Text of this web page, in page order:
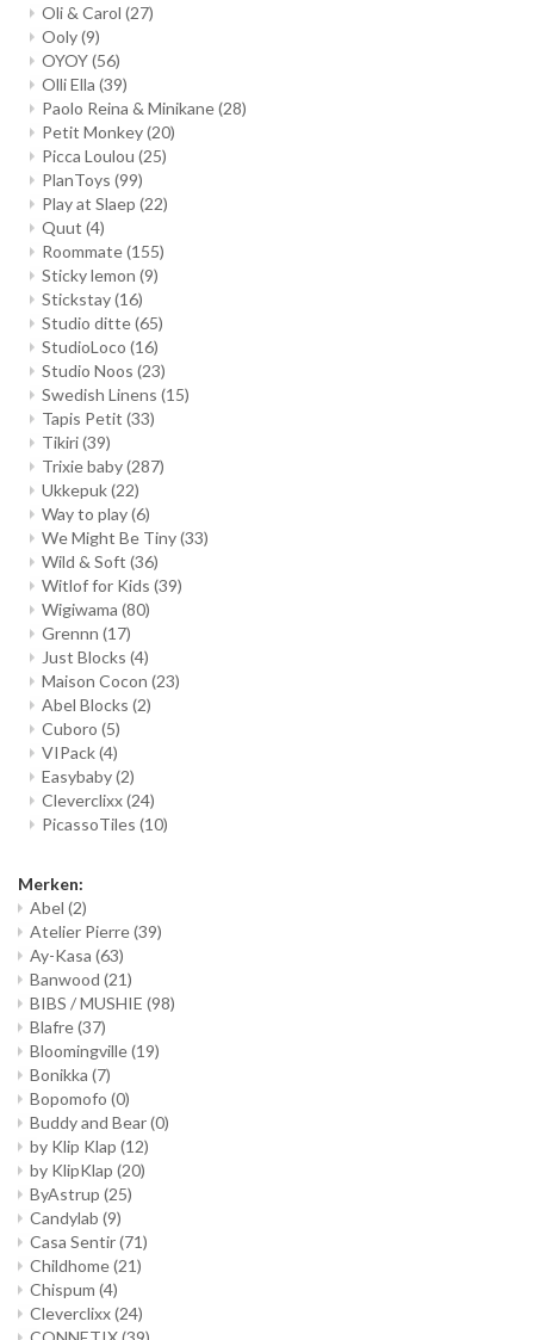
Oli & Carol (27)
Ooly(9)
OYOY(56)
Olli Ella (39)
Paolo Reina & Minikane(28)
Petit Monkey(20)
Picca Loulou (25)
PlanToys (99)
Play at Slaep (22)
Quut (4)
Roommate(155)
Sticky lemon (9)
Stickstay(16)
Studio ditte(65)
StudioLoco (16)
Studio Noos (23)
Swedish Linens (15)
Tapis Petit (33)
Tikiri(39)
Trixie baby(287)
Ukkepuk(22)
Way to play(6)
We Might Be Tiny(33)
Wild & Soft (36)
Witlof for Kids (39)
Wigiwama (80)
Grennn (17)
Just Blocks (4)
Maison Cocon (23)
Abel Blocks (2)
Cuboro (5)
VIPack(4)
Easybaby(2)
Cleverclixx(24)
PicassoTiles (10)
Merken:
Abel (2)
Atelier Pierre(39)
Ay-Kasa (63)
Banwood (21)
BIBS / MUSHIE (98)
Blafre(37)
Bloomingville(19)
Bonikka (7)
Bopomofo (0)
Buddy and Bear(0)
by Klip Klap (12)
by KlipKlap (20)
ByAstrup (25)
Candylab (9)
Casa Sentir(71)
Childhome(21)
Chispum (4)
Cleverclixx(24)